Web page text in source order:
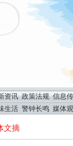
资讯 政策法规 信息
生活 警钟长鸣 媒体
文摘